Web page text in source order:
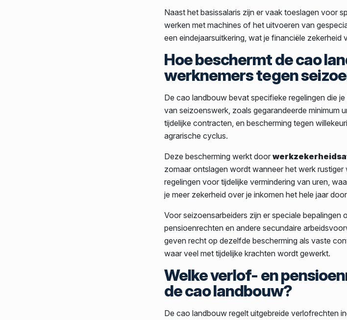
Naast het basissalaris zijn er vaak toeslagen voor
werken met machines of het uitvoeren van
een eindejaarsuitkering, wat je financiële zekerheid
Hoe beschermt de cao
werknemers tegen
De cao landbouw bevat specifieke regelingen die
van seizoenswerk, zoals gegarandeerde minimum
tijdelijke contracten, en bescherming tegen
agrarische cyclus.
Deze bescherming werkt door
zomaar ontslagen wordt wanneer het werk
regelingen voor tijdelijke vermindering van uren,
je meer zekerheid over je inkomen het hele jaar
Voor seizoensarbeiders zijn er speciale bepalingen
pensioenrechten en andere secundaire
geven recht op dezelfde bescherming als vaste
waar veel met tijdelijke krachten wordt gewerkt.
Welke verlof- en
de cao landbouw?
De cao landbouw regelt uitgebreide verlofrechten